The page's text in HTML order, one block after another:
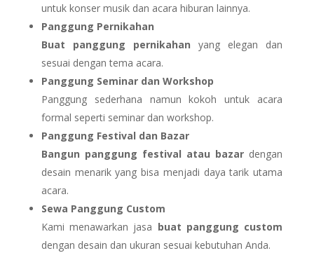
untuk konser musik dan acara hiburan lainnya.
Panggung Pernikahan
Buat panggung pernikahan yang elegan dan
sesuai dengan tema acara.
Panggung Seminar dan Workshop
Panggung sederhana namun kokoh untuk acara
formal seperti seminar dan workshop.
Panggung Festival dan Bazar
Bangun panggung festival atau bazar dengan
desain menarik yang bisa menjadi daya tarik utama
acara.
Sewa Panggung Custom
Kami menawarkan jasa buat panggung custom
dengan desain dan ukuran sesuai kebutuhan Anda.